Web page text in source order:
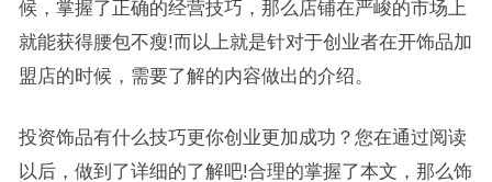
候，掌握了正确的经营技巧，那么店铺在严峻的市场上
就能获得腰包不瘦!而以上就是针对于创业者在开饰品加
盟店的时候，需要了解的内容做出的介绍。
投资饰品有什么技巧更你创业更加成功？您在通过阅读
以后，做到了详细的了解吧!合理的掌握了本文，那么饰